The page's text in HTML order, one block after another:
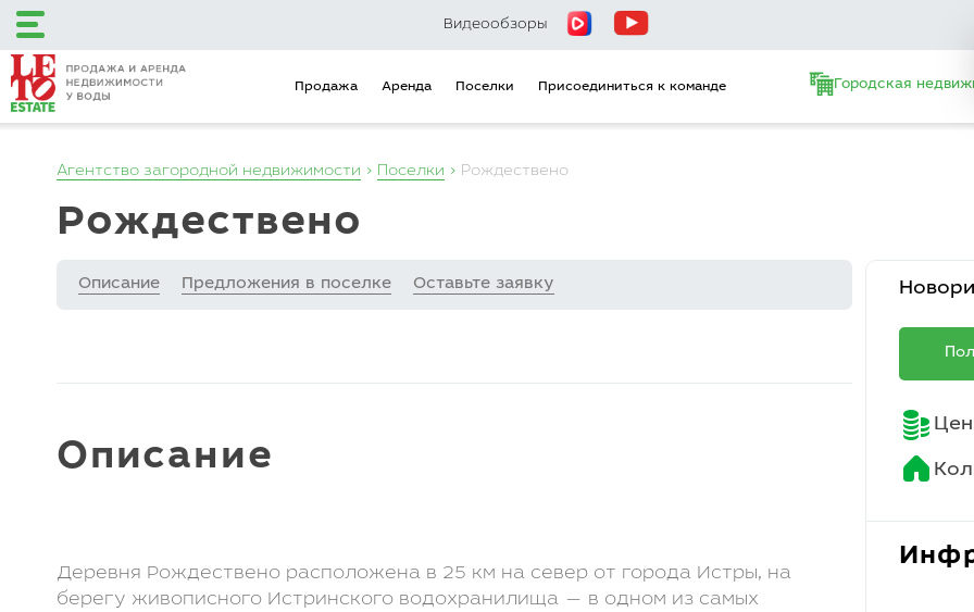
+7 (495) 120-12-48
+7 (499) 110-16-34
Коммерческая недвижимость
Инвестиционные предложения
Контакты
Отзывы
Видеообзоры
Продажа Аренда Поселки Присоединиться к команде Городская
Агентство загородной недвижимости Поселки Рождествено
Рождествено
Описание Предложения в поселке Оставьте заявку
Описание
Деревня Рождествено расположена в 25 км на север от города Истры, на
берегу живописного Истринского водохранилища — в одном из самых